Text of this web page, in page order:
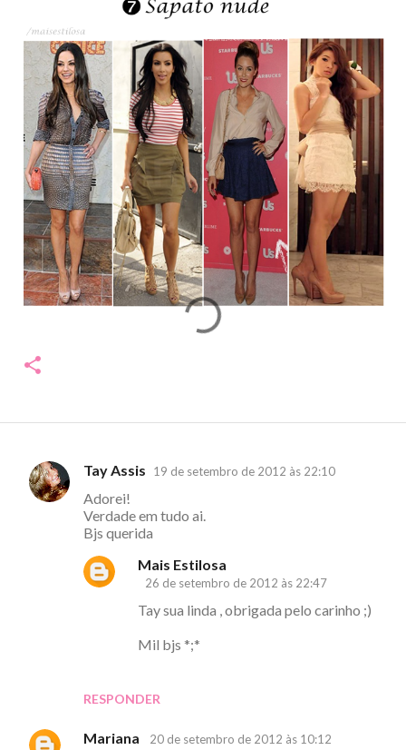
C
s
Tay Assis 19 de setembro de 2012 às 22:10
Adorei!
Verdade em tudo ai.
Bjs querida
RESPONDER
Mais Estilosa
26 de setembro de 2012 às 22:47
Tay sua linda , obrigada pelo carinho ;)
Mil bjs *;*
Mariana 20 de setembro de 2012 às 10:12